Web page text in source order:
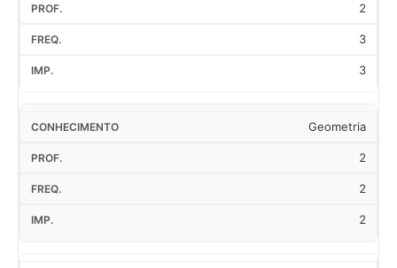
2
3
3
Geometria
2
2
2